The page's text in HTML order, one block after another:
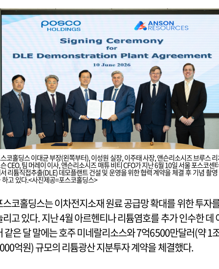
코홀딩스 이대균 부장(왼쪽부터), 이성원 실장, 이주태 사장, 앤슨리소시즈 브루스 리
CEO, 팀 머레이 이사, 앤슨리소시즈 매튜 비티 CFO가 지난 6월 10일 서울 포스코센
리튬직접추출(DLE) 데모플랜트 건설 및 운영을 위한 협력 계약을 체결 후 기념 촬영
하고 있다.<사진제공=포스코홀딩스>
스코홀딩스는 이차전지소재 원료 공급망 확대를 위한 투자
리고 있다. 지난 4월 아르헨티나 리튬염호를 추가 인수한 데
같은 달 말에는 호주 미네랄리소스와 7억6500만달러(약 1
억원) 규모의 리튬광산 지분투자 계약을 체결했다.